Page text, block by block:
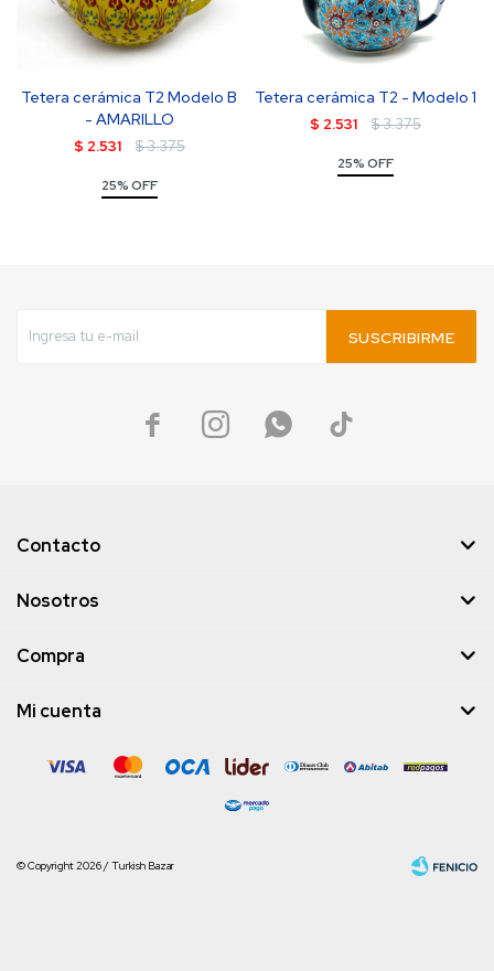
Tetera cerámica T2 Modelo B
- AMARILLO
$ 2.531 $3.375
25% OFF
Tetera cerámica T2 - Modelo 1
$ 2.531 $3.375
25% OFF
SUSCRIBIRME
   
Contacto
Nosotros
Compra
Mi cuenta
© Copyright 2026 / Turkish Bazar